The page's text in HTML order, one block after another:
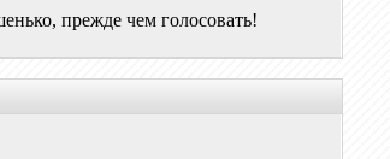
прежде чем голосовать!